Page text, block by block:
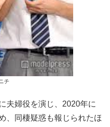
チ
夫婦役を演じ、2020年に
、同棲疑惑も報じられたほ